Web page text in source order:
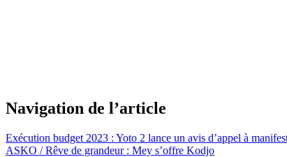
Navigation de l’article
Exécution budget 2023 : Yoto 2 lance un avis d’appel à
ASKO / Rêve de grandeur : Mey s’offre Kodjo